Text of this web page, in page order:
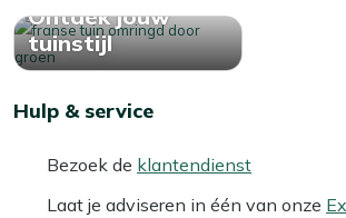
Ontdek jouw
tuinstijl
Hulp & service
Bezoek de klantendienst
Laat je adviseren in één van onze